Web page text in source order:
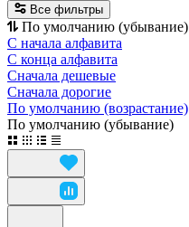
Все фильтры
По умолчанию (убывание)
С начала алфавита
С конца алфавита
Сначала дешевые
Сначала дорогие
По умолчанию (возрастание)
По умолчанию (убывание)